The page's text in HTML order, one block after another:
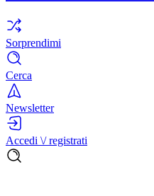
Sorprendimi
Cerca
Newsletter
Accedi \/ registrati